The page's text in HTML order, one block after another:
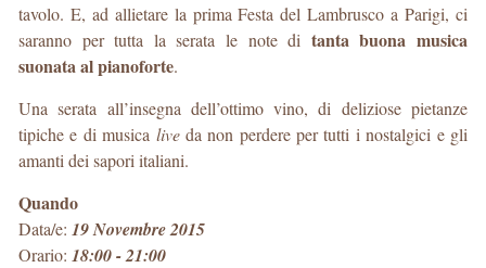
tavolo. E, ad allietare la prima Festa del Lambrusco a Parigi, ci
saranno per tutta la serata le note di tanta buona musica
suonata al pianoforte.
Una serata all’insegna dell’ottimo vino, di deliziose pietanze
tipiche e di musica liveda non perdere per tutti i nostalgici e gli
amanti dei sapori italiani.
Quando
Data/e: 19 Novembre 2015
Orario: 18:00 - 21:00